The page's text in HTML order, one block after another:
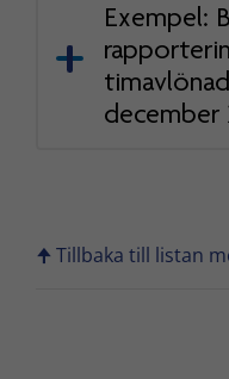
Exempel:
december
🠉 Tillbaka till listan